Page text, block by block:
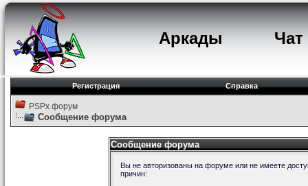
Аркады Чат
Регистрация Справка
PSPx форум
Сообщение форума
Сообщение форума
Вы не авторизованы на форуме или не имеете
причин: